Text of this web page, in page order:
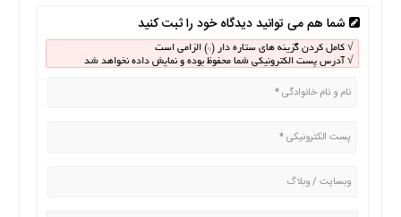
شما هم می توانید دیدگاه خود را ثبت کنید
√ کامل کردن گزینه های ستاره دار (*) الزامی است
√ آدرس پست الکترونیکی شما محفوظ بوده و نمایش داده نخواهد شد